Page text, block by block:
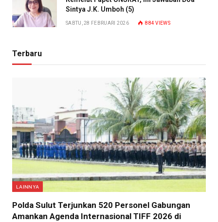
Sintya J.K. Umboh (5)
SABTU, 28 FEBRUARI 2026 884VIEWS
Terbaru
LAINNYA
​Polda Sulut Terjunkan 520 Personel Gabungan
Amankan Agenda Internasional TIFF 2026 di